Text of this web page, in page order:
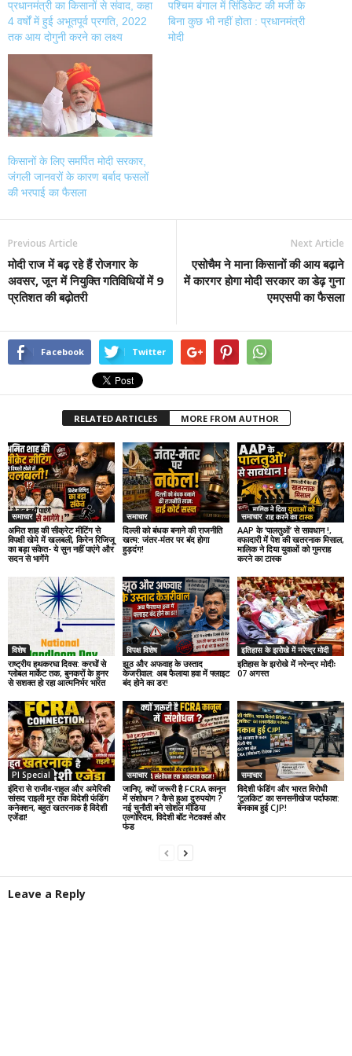
प्रधानमंत्री का किसानों से संवाद, कहा
4 वर्षों में हुई अभूतपूर्व प्रगति, 2022
तक आय दोगुनी करने का लक्ष्य
पश्चिम बंगाल में सिंडिकेट की मर्जी के
बिना कुछ भी नहीं होता : प्रधानमंत्री
मोदी
किसानों के लिए समर्पित मोदी सरकार,
जंगली जानवरों के कारण बर्बाद फसलों
की भरपाई का फैसला
Previous Article
मोदी राज में बढ़ रहे हैं रोजगार के
अवसर, जून में नियुक्ति गतिविधियों में 9
प्रतिशत की बढ़ोतरी
Next Article
एसोचैम ने माना किसानों की आय बढ़ाने
में कारगर होगा मोदी सरकार का डेढ़ गुना
एमएसपी का फैसला
Facebook Twitter
RELATED ARTICLES MORE FROM AUTHOR
समाचार
अमित शाह की सीक्रेट मीटिंग से
विपक्षी खेमे में खलबली, किरेन रिजिजू
का बड़ा संकेत- ये सुन नहीं पाएंगे और
सदन से भागेंगे
समाचार
दिल्ली को बंधक बनाने की राजनीति
खत्म: जंतर-मंतर पर बंद होगा
हुड़दंग!
समाचार
AAP के ‘पालतुओं’ से सावधान !,
वफादारी में पेश की खतरनाक मिसाल,
मालिक ने दिया युवाओं को गुमराह
करने का टास्क
विशेष
राष्ट्रीय हथकरघा दिवस: करघों से
ग्लोबल मार्केट तक, बुनकरों के हुनर
से सशक्त हो रहा आत्मनिर्भर भारत
विपक्ष विशेष
झूठ और अफवाह के उस्ताद
केजरीवाल: अब फैलाया हवा में फ्लाइट
बंद होने का डर!
इतिहास के झरोखे में नरेन्द्र मोदी
इतिहास के झरोखे में नरेन्द्र मोदीः
07 अगस्त
PI Special
इंदिरा से राजीव-राहुल और अमेरिकी
सांसद राइली मूर तक विदेशी फंडिंग
कनेक्शन, बहुत खतरनाक है विदेशी
एजेंडा!
समाचार
जानिए, क्यों जरूरी है FCRA कानून
में संशोधन ? कैसे हुआ दुरुपयोग ?
नई चुनौती बने सोशल मीडिया
एल्गोरिदम, विदेशी बॉट नेटवर्क्स और
फंड
समाचार
विदेशी फंडिंग और भारत विरोधी
‘टूलकिट’ का सनसनीखेज पर्दाफाश:
बेनकाब हुई CJP!
Leave a Reply